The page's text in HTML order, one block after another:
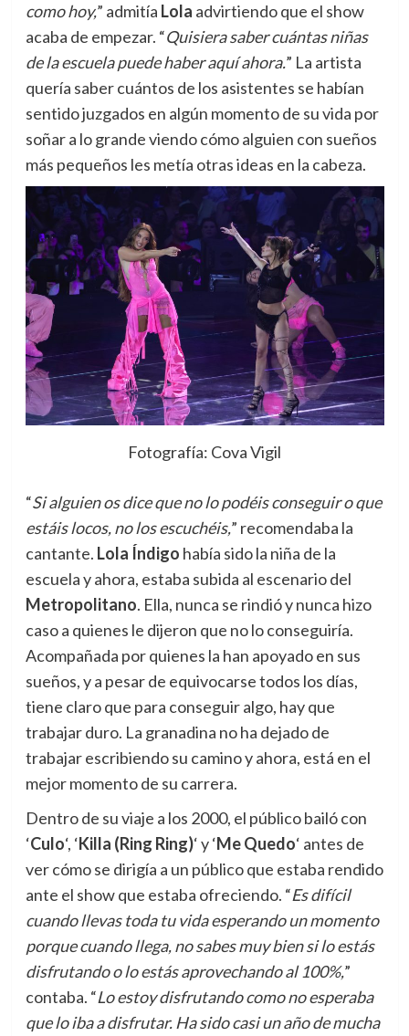
como hoy,” admitía Lola advirtiendo que el show
acaba de empezar. “Quisiera saber cuántas niñas
de la escuela puede haber aquí ahora.” La artista
quería saber cuántos de los asistentes se habían
sentido juzgados en algún momento de su vida por
soñar a lo grande viendo cómo alguien con sueños
más pequeños les metía otras ideas en la cabeza.
Fotografía: Cova Vigil
“Si alguien os dice que no lo podéis conseguir o que
estáis locos, no los escuchéis,” recomendaba la
cantante. Lola Índigo había sido la niña de la
escuela y ahora, estaba subida al escenario del
Metropolitano. Ella, nunca se rindió y nunca hizo
caso a quienes le dijeron que no lo conseguiría.
Acompañada por quienes la han apoyado en sus
sueños, y a pesar de equivocarse todos los días,
tiene claro que para conseguir algo, hay que
trabajar duro. La granadina no ha dejado de
trabajar escribiendo su camino y ahora, está en el
mejor momento de su carrera.
Dentro de su viaje a los 2000, el público bailó con
‘Culo‘, ‘Killa (Ring Ring)‘ y ‘Me Quedo‘ antes de
ver cómo se dirigía a un público que estaba rendido
ante el show que estaba ofreciendo. “Es difícil
cuando llevas toda tu vida esperando un momento
porque cuando llega, no sabes muy bien si lo estás
disfrutando o lo estás aprovechando al 100%,”
contaba. “Lo estoy disfrutando como no esperaba
que lo iba a disfrutar. Ha sido casi un año de mucha